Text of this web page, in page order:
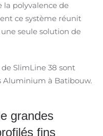
polyvalence de
ce système réunit
seule solution de
SlimLine 38 sont
Aluminium à Batibouw.
grandes
fins